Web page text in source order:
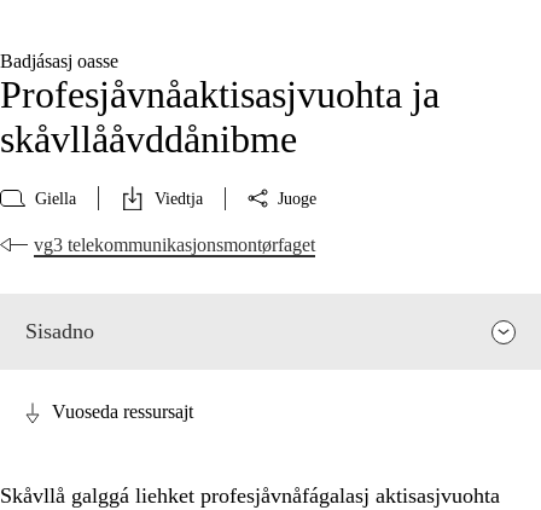
Badjásasj oasse
Profesjåvnåaktisasjvuohta ja
skåvllååvddånibme
Giella Viedtja Juoge
vg3 telekommunikasjonsmontørfaget
Sisadno
Vuoseda ressursajt
Skåvllå galggá liehket profesjåvnåfágalasj aktisasjvuohta